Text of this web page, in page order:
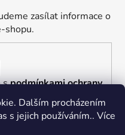
Dalším procházením
s jejich používáním.. Více
zasílat informace o
shopu.
spodmínkami ochrany